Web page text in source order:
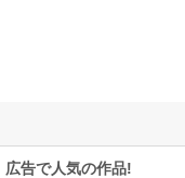
広告で人気の作品!